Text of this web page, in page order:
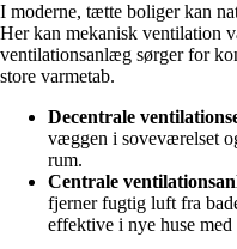
I moderne, tætte boliger kan
Her kan mekanisk ventilation
ventilationsanlæg sørger for
store varmetab.
Decentrale
væggen i soveværelset
rum.
Centrale
fjerner fugtig luft fra
effektive i nye huse